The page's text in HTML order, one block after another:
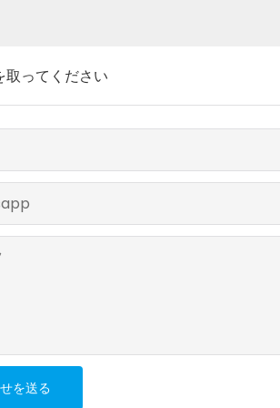
取ってください
を送る